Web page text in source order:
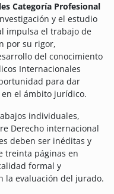
Categoría Profesional
y el estudio
impulsa el trabajo de
por su rigor,
del conocimiento
Internacionales
para dar
el ámbito jurídico.
individuales,
Derecho internacional
deben ser inéditas y
treinta páginas en
formal y
la evaluación del jurado.